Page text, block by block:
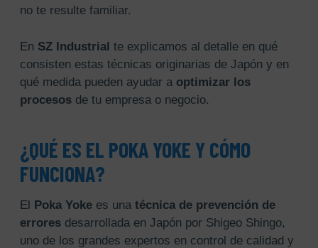
no te resulte familiar.
En SZ Industrial te explicamos al detalle en qué
consisten estas técnicas originarias de Japón y en
qué medida pueden ayudar a optimizar los
procesosde tu empresa o negocio.
¿QUÉ ES EL POKA YOKE Y CÓMO
FUNCIONA?
El Poka Yokees una técnica de prevención de
erroresdesarrollada en Japón por Shigeo Shingo,
uno de los grandes expertos en control de calidad y